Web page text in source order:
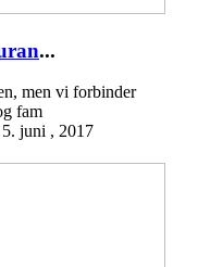
...
men vi forbinder
fam
5. juni , 2017